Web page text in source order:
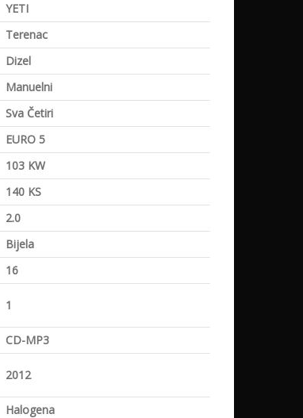
YETI
Terenac
Dizel
Manuelni
Sva Četiri
EURO 5
103 KW
140 KS
2.0
Bijela
16
1
CD-MP3
2012
Halogena